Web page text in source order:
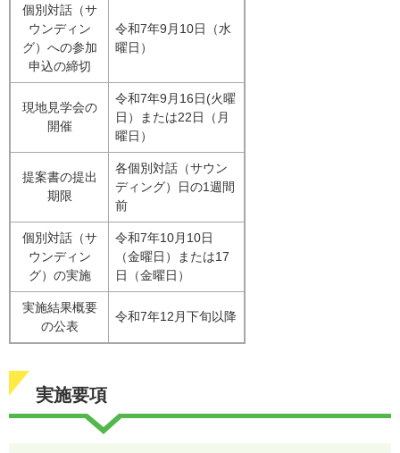
個別対話（サ
ウンディン
グ）への参加
申込の締切
令和7年9月10日（水
曜日）
現地見学会の
開催
令和7年9月16日(火曜
日）または22日（月
曜日）
提案書の提出
期限
各個別対話（サウン
ディング）日の1週間
前
個別対話（サ
ウンディン
グ）の実施
令和7年10月10日
（金曜日）または17
日（金曜日）
実施結果概要
の公表
令和7年12月下旬以降
実施要項